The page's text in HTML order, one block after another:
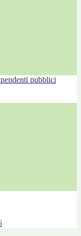
pubblici